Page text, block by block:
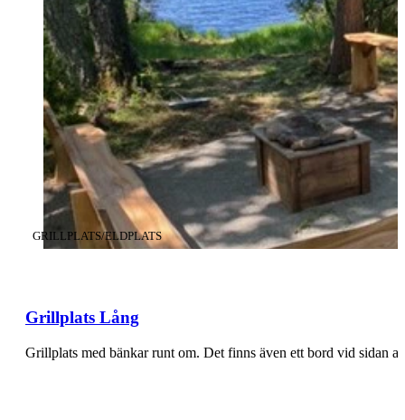
Grillplats Lång
KATEGORI:
GRILLPLATS/ELDPLATS
Grillplats med bänkar runt om. Det finns även ett bord vid sidan